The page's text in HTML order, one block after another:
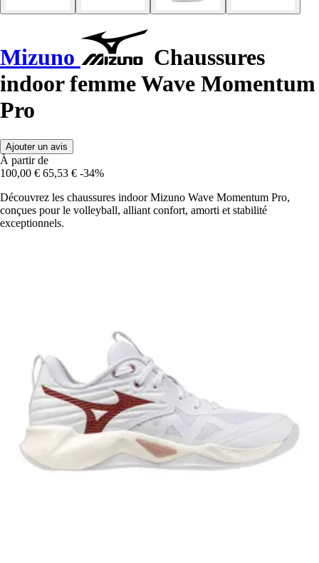
Mizuno
Chaussures
indoor femme Wave Momentum
Pro
Ajouter un avis
À partir de
100,00 € 65,53 € -34%
Découvrez les chaussures indoor Mizuno Wave Momentum Pro,
conçues pour le volleyball, alliant confort, amorti et stabilité
exceptionnels.